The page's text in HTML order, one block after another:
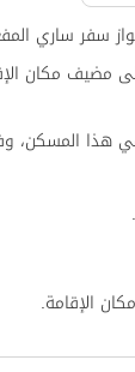
سفر ساري
مضيف مكان
هذا المسكن،
الإقامة.